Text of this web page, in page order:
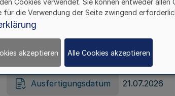
Ausfertigungsdatum 21.07.2026
Gesetz zur Änderung des
Ausfertigungsdatum 21.07.2026
Cookies verwendet. Sie können entweder allen
für die Verwendung der Seite zwingend
akzeptieren Alle Cookies akzeptieren